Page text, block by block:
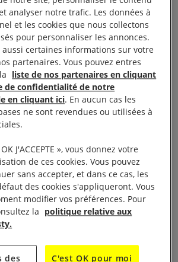
pour défendre les droits de
Venez signer sur le parking de la
à 17h30 !!!!
de chez vous
analyser notre trafic. Les données à
et les cookies que nous collectons
pour personnaliser les annonces.
aussi certaines informations sur votre
partenaires. Vous pouvez entres
liste de nos partenaires en cliquant
de confidentialité de notre
en cliquant ici. En aucun cas les
ne sont revendues ou utilisées à
J'ACCEPTE », vous donnez votre
de ces cookies. Vous pouvez
sans accepter, et dans ce cas, les
des cookies s'appliqueront. Vous
modifier vos préférences. Pour
la politique relative aux
des
C'est OK pour moi